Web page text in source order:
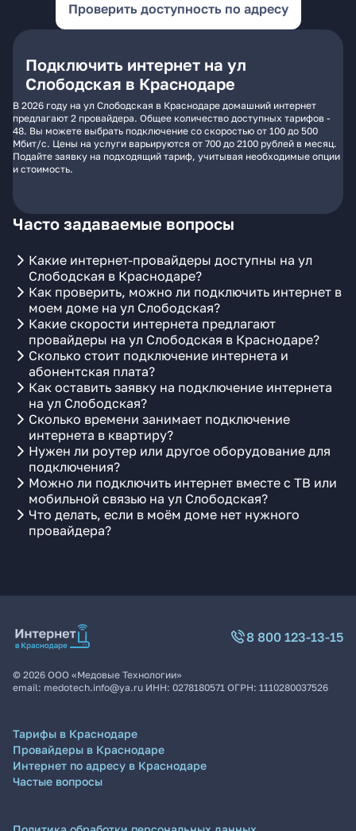
Проверить доступность по адресу
Подключить интернет на ул
Слободская в Краснодаре
В 2026 году на ул Слободская в Краснодаре домашний интернет
предлагают 2 провайдера. Общее количество доступных тарифов -
48. Вы можете выбрать подключение со скоростью от 100 до 500
Мбит/с. Цены на услуги варьируются от 700 до 2100 рублей в месяц.
Подайте заявку на подходящий тариф, учитывая необходимые опции
и стоимость.
Часто задаваемые вопросы
Какие интернет-провайдеры доступны на ул
Слободская в Краснодаре?
Как проверить, можно ли подключить интернет в
моем доме на ул Слободская?
Какие скорости интернета предлагают
провайдеры на ул Слободская в Краснодаре?
Сколько стоит подключение интернета и
абонентская плата?
Как оставить заявку на подключение интернета
на ул Слободская?
Сколько времени занимает подключение
интернета в квартиру?
Нужен ли роутер или другое оборудование для
подключения?
Можно ли подключить интернет вместе с ТВ или
мобильной связью на ул Слободская?
Что делать, если в моём доме нет нужного
провайдера?
8 800 123-13-15
© 2026 ООО «Медовые Технологии»
email: medotech.info@ya.ru ИНН: 0278180571 ОГРН: 1110280037526
Тарифы в Краснодаре
Провайдеры в Краснодаре
Интернет по адресу в Краснодаре
Частые вопросы